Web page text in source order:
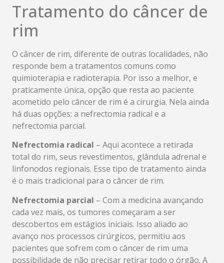
Tratamento do câncer de
rim
O câncer de rim, diferente de outras localidades, não
responde bem a tratamentos comuns como
quimioterapia e radioterapia. Por isso a melhor, e
praticamente única, opção que resta ao paciente
acometido pelo câncer de rim é a cirurgia. Nela ainda
há duas opções: a nefrectomia radical e a
nefrectomia parcial.
Nefrectomia radical – Aqui acontece a retirada
total do rim, seus revestimentos, glândula adrenal e
linfonodos regionais. Esse tipo de tratamento ainda
é o mais tradicional para o câncer de rim.
Nefrectomia parcial – Com a medicina avançando
cada vez mais, os tumores começaram a ser
descobertos em estágios iniciais. Isso aliado ao
avanço nos processos cirúrgicos, permitiu aos
pacientes que sofrem com o câncer de rim uma
possibilidade de não precisar retirar todo o órgão. A